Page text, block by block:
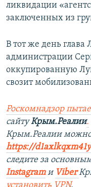
ликвидации
заключенных из
В тот же день глава
администрации
оккупированную
свозит
Роскомнадзор
сайтуКрым.Реалии.
Крым.Реалии мож
https://
следите за
Instagram и Viber